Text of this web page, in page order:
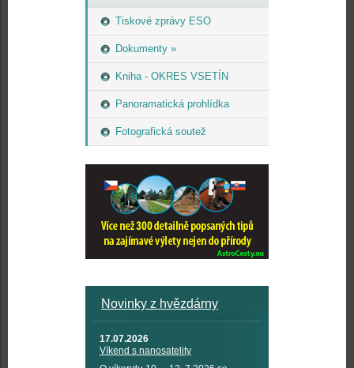
Tiskové zprávy ESO
Dokumenty »
Kniha - OKRES VSETÍN
Panoramatická prohlídka
Fotografická soutež
Novinky z hvězdárny
17.07.2026
Víkend s nanosatelity